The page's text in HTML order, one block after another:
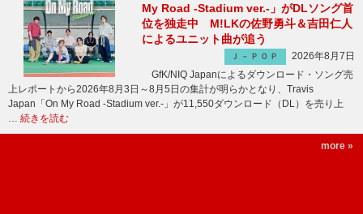
My Road -Stadium ver.-」がDLソング首
位を独走中 M!LKの佐野勇斗＆吉田仁人
によるユニット曲が追う
Ｊ－ＰＯＰ
2026年8月7日
GfK/NIQ Japanによるダウンロード・ソング売
上レポートから2026年8月3日～8月5日の集計が明らかとなり、Travis
Japan「On My Road -Stadium ver.-」が11,550ダウンロード（DL）を売り上
… 続きを読む
more »